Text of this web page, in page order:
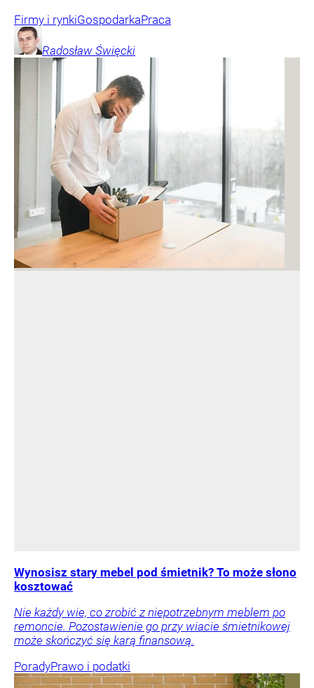
Firmy i rynkiGospodarkaPraca
Radosław Święcki
Wynosisz stary mebel pod śmietnik? To może słono
kosztować
Nie każdy wie, co zrobić z niepotrzebnym meblem po
remoncie. Pozostawienie go przy wiacie śmietnikowej
może skończyć się karą finansową.
PoradyPrawo i podatki